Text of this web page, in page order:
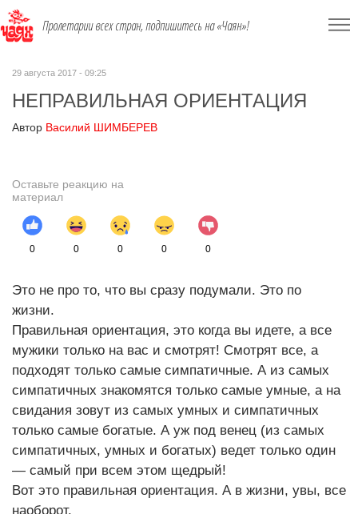
Пролетарии всех стран, подпишитесь на «Чаян»!
29 августа 2017 - 09:25
НЕПРАВИЛЬНАЯ ОРИЕНТАЦИЯ
Автор Василий ШИМБЕРЕВ
Оставьте реакцию на
материал
0 0 0 0 0
Это не про то, что вы сразу подумали. Это по
жизни.
Правильная ориентация, это когда вы идете, а все
мужики только на вас и смотрят! Смотрят все, а
подходят только самые симпатичные. А из самых
симпатичных знакомятся только самые умные, а на
свидания зовут из самых умных и симпатичных
только самые богатые. А уж под венец (из самых
симпатичных, умных и богатых) ведет только один
— самый при всем этом щедрый!
Вот это правильная ориентация. А в жизни, увы, все
наоборот.